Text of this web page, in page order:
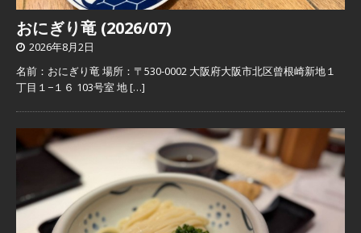
おにぎり竜 (2026/07)
2026年8月2日
名前：おにぎり竜 場所：〒530-0002 大阪府大阪市北区曾根崎新地１
丁目１−１６ 103号室 地[…]